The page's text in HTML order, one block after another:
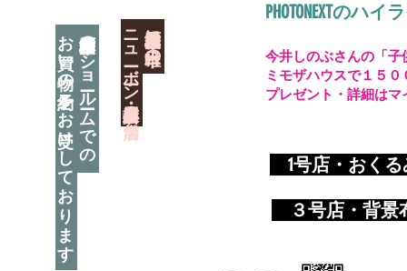
神奈川県相模原市に日本唯一の
​ニューボーン撮影用小道具店・３店舗
PHOTONEXTのハ
神奈川県相模原市のショールームでの
お買い物の予約をお受けしております 1号店・おく
​ ３号店・背
今井しのぶさんの「
ミモザハウスで１５
プレゼント・詳細は